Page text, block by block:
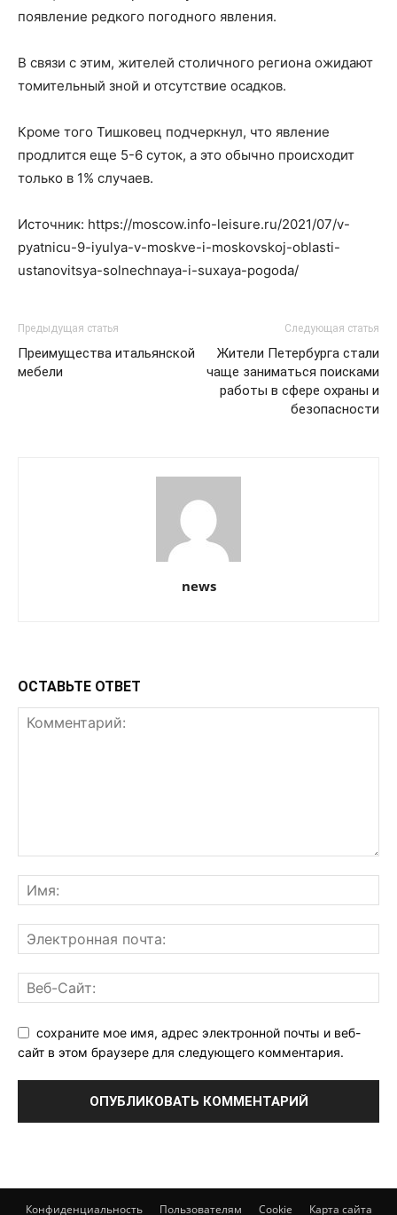
появление редкого погодного явления.
В связи с этим, жителей столичного региона ожидают
томительный зной и отсутствие осадков.
Кроме того Тишковец подчеркнул, что явление
продлится еще 5-6 суток, а это обычно происходит
только в 1% случаев.
Источник: https://moscow.info-leisure.ru/2021/07/v-
pyatnicu-9-iyulya-v-moskve-i-moskovskoj-oblasti-
ustanovitsya-solnechnaya-i-suxaya-pogoda/
Предыдущая статья
Преимущества итальянской
мебели
Следующая статья
Жители Петербурга стали
чаще заниматься поисками
работы в сфере охраны и
безопасности
news
ОСТАВЬТЕ ОТВЕТ
сохраните мое имя, адрес электронной почты и веб-
сайт в этом браузере для следующего комментария.
Конфиденциальность Пользователям Cookie Карта сайта